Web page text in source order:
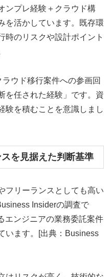
ンプレ経験＋クラウド構
を活かしています。既存環
時のリスクや設計ポイント
ウド移行案件への参画回
を任された経験」です。資
験を積むことを意識しまし
を見据えた判断基準
フリーランスとしても高い
Insiderの調査で
エンジニアの業務委託案件
います。[出典：Business